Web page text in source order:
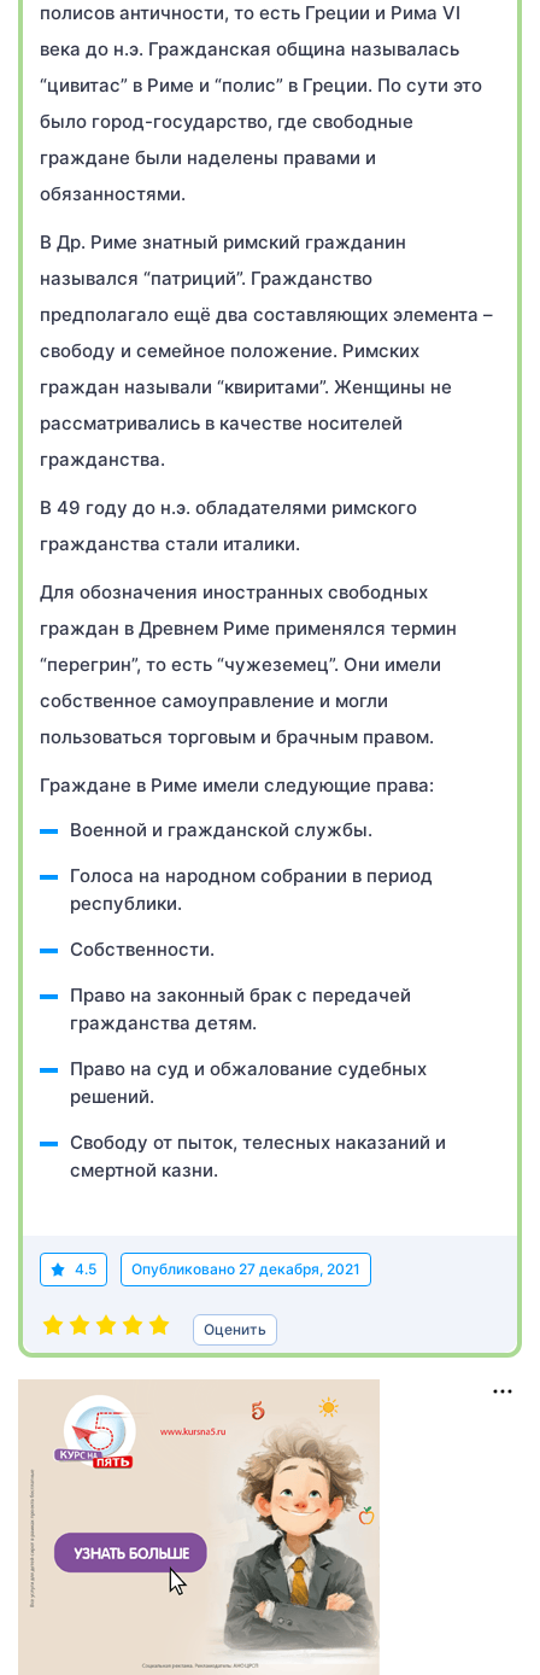
полисов античности, то есть Греции и Рима VI
века до н.э. Гражданская община называлась
“цивитас” в Риме и “полис” в Греции. По сути это
было город-государство, где свободные
граждане были наделены правами и
обязанностями.
В Др. Риме знатный римский гражданин
назывался “патриций”. Гражданство
предполагало ещё два составляющих элемента –
свободу и семейное положение. Римских
граждан называли “квиритами”. Женщины не
рассматривались в качестве носителей
гражданства.
В 49 году до н.э. обладателями римского
гражданства стали италики.
Для обозначения иностранных свободных
граждан в Древнем Риме применялся термин
“перегрин”, то есть “чужеземец”. Они имели
собственное самоуправление и могли
пользоваться торговым и брачным правом.
Граждане в Риме имели следующие права:
Военной и гражданской службы.
Голоса на народном собрании в период
республики.
Собственности.
Право на законный брак с передачей
гражданства детям.
Право на суд и обжалование судебных
решений.
Свободу от пыток, телесных наказаний и
смертной казни.
4.5 Опубликовано 27 декабря, 2021
Оценить